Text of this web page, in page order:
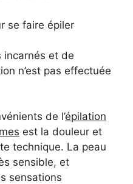
se faire épiler
incarnés et de
n’est pas effectuée
de l’épilation
est la douleur et
technique. La peau
sensible, et
sensations